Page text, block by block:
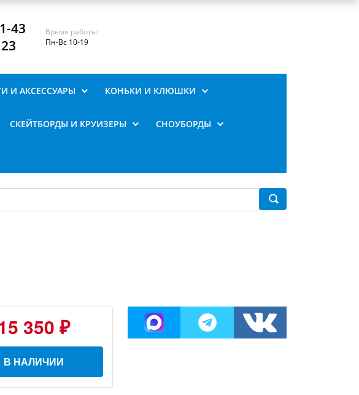
43
Время работы:
Пн-Вс 10-19
И АКСЕССУАРЫ КОНЬКИ И КЛЮШКИ
СКЕЙТБОРДЫ И КРУИЗЕРЫ СНОУБОРДЫ
350 ₽
В НАЛИЧИИ